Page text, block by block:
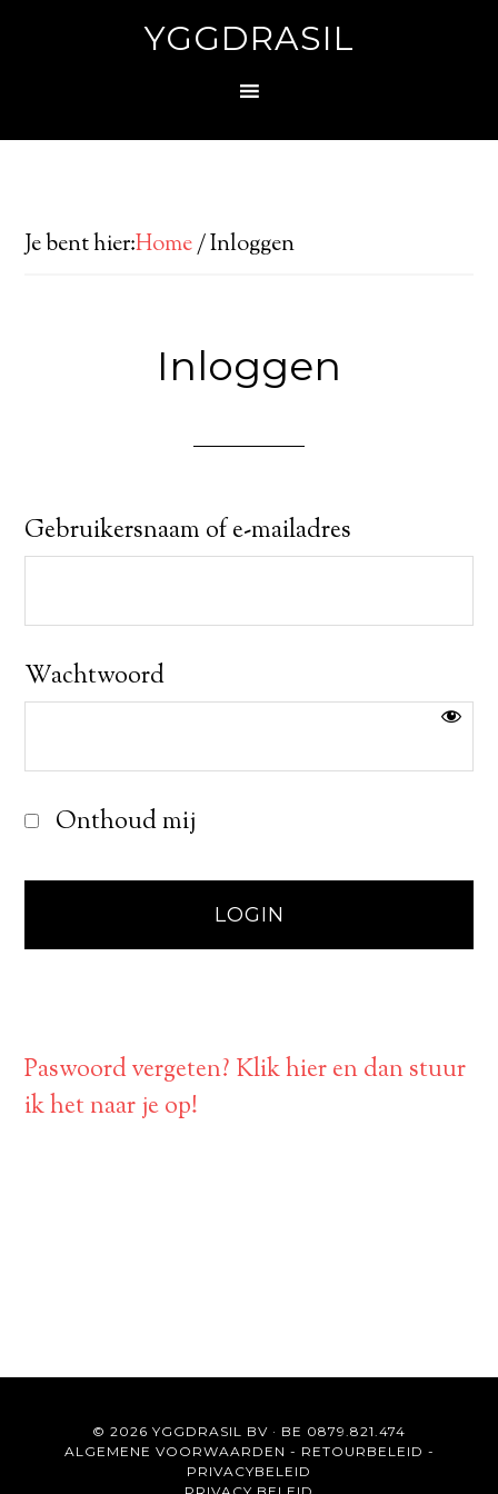
YGGDRASIL
Je bent hier:Home/Inloggen
Inloggen
Gebruikersnaam of e-mailadres
Wachtwoord
Onthoud mij
Paswoord vergeten? Klik hier en dan stuur
ik het naar je op!
© 2026 YGGDRASIL BV · BE 0879.821.474
ALGEMENE VOORWAARDEN - RETOURBELEID -
PRIVACYBELEID